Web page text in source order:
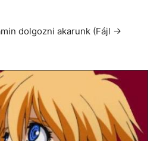
dolgozni akarunk (Fájl ->